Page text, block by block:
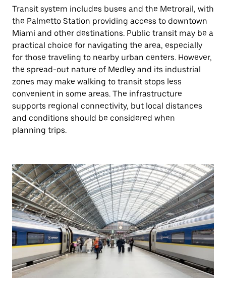
Transit system includes buses and the Metrorail, with
the Palmetto Station providing access to downtown
Miami and other destinations. Public transit may be a
practical choice for navigating the area, especially
for those traveling to nearby urban centers. However,
the spread-out nature of Medley and its industrial
zones may make walking to transit stops less
convenient in some areas. The infrastructure
supports regional connectivity, but local distances
and conditions should be considered when
planning trips.